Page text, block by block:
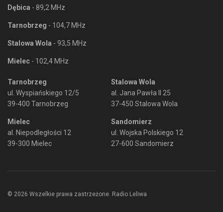
Dębica - 89,2 MHz
Tarnobrzeg - 104,7 MHz
Stalowa Wola - 93,5 MHz
Mielec - 102,4 MHz
Tarnobrzeg
ul. Wyspiańskiego 12/5
39-400 Tarnobrzeg
Mielec
al. Niepodległości 12
39-300 Mielec
Stalowa Wola
al. Jana Pawła II 25
37-450 Stalowa Wola
Sandomierz
ul. Wojska Polskiego 12
27-600 Sandomierz
© 2026 Wszelkie prawa zastrzeżone. Radio Leliwa